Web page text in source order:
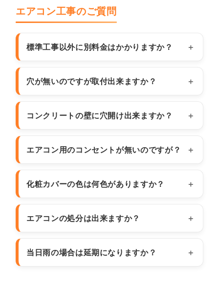
エアコン工事のご質問
標準工事以外に別料金はかかりますか？
穴が無いのですが取付出来ますか？
コンクリートの壁に穴開け出来ますか？
エアコン用のコンセントが無いのですが？
化粧カバーの色は何色がありますか？
エアコンの処分は出来ますか？
当日雨の場合は延期になりますか？